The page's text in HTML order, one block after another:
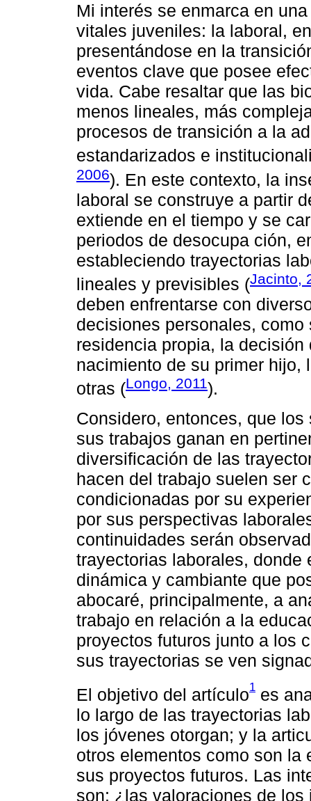
Mi interés se enmarca en
vitales juveniles: la laboral,
presentándose en la
eventos clave que posee
vida. Cabe resaltar que las
menos lineales, más
procesos de transición a la
estandarizados e
2006). En este contexto, la
laboral se construye a partir
extiende en el tiempo y se
periodos de desocupa ción,
estableciendo trayectorias
lineales y previsibles (Jacinto,
deben enfrentarse con
decisiones personales,
residencia propia, la
nacimiento de su primer hijo,
otras (Longo, 2011).
Considero, entonces, que
sus trabajos ganan en
diversificación de las
hacen del trabajo suelen ser
condicionadas por su
por sus perspectivas
continuidades serán
trayectorias laborales,
dinámica y cambiante que
abocaré, principalmente, a
trabajo en relación a la
proyectos futuros junto a los
sus trayectorias se ven
El objetivo del artículo1 es
lo largo de las trayectorias
los jóvenes otorgan; y la
otros elementos como son la
sus proyectos futuros. Las
son: ¿las valoraciones de